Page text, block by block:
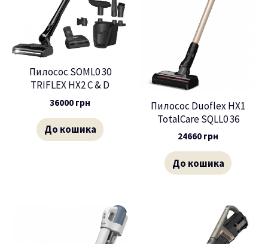
Пилосос SOML0 30
TRIFLEX HX2 C & D
36000 грн
До кошика
Пилосос Duoflex HX1
TotalCare SQLL0 36
24660 грн
До кошика